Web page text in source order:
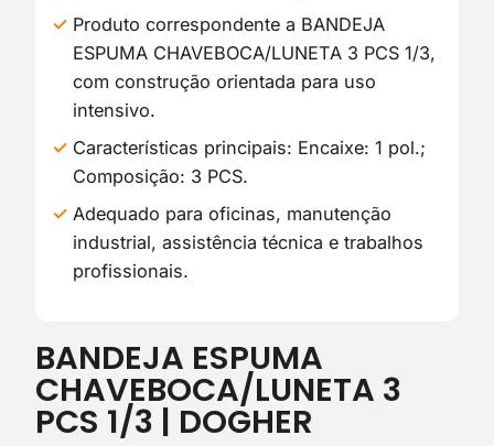
R
Produto correspondente a BANDEJA
ESPUMA CHAVEBOCA/LUNETA 3 PCS 1/3,
com construção orientada para uso
intensivo.
Características principais: Encaixe: 1 pol.;
Composição: 3 PCS.
Adequado para oficinas, manutenção
industrial, assistência técnica e trabalhos
profissionais.
BANDEJA ESPUMA
CHAVEBOCA/LUNETA 3
PCS 1/3 | DOGHER